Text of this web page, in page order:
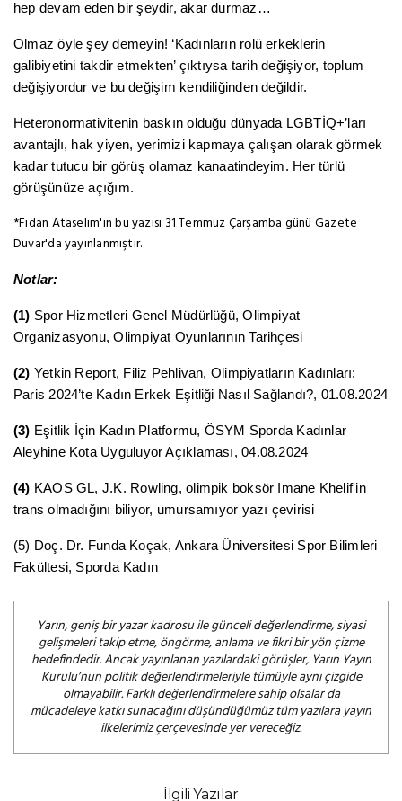
hep devam eden bir şeydir, akar durmaz…
Olmaz öyle şey demeyin! ‘Kadınların rolü erkeklerin
galibiyetini takdir etmekten’ çıktıysa tarih değişiyor, toplum
değişiyordur ve bu değişim kendiliğinden değildir.
Heteronormativitenin baskın olduğu dünyada LGBTİQ+’ları
avantajlı, hak yiyen, yerimizi kapmaya çalışan olarak görmek
kadar tutucu bir görüş olamaz kanaatindeyim. Her türlü
görüşünüze açığım.
*Fidan Ataselim'in bu yazısı 31 Temmuz Çarşamba günü Gazete
Duvar'da yayınlanmıştır.
Notlar:
(1) Spor Hizmetleri Genel Müdürlüğü, Olimpiyat
Organizasyonu, Olimpiyat Oyunlarının Tarihçesi
(2) Yetkin Report, Filiz Pehlivan, Olimpiyatların Kadınları:
Paris 2024’te Kadın Erkek Eşitliği Nasıl Sağlandı?, 01.08.2024
(3) Eşitlik İçin Kadın Platformu, ÖSYM Sporda Kadınlar
Aleyhine Kota Uyguluyor Açıklaması, 04.08.2024
(4) KAOS GL, J.K. Rowling, olimpik boksör Imane Khelif'in
trans olmadığını biliyor, umursamıyor yazı çevirisi
(5) Doç. Dr. Funda Koçak, Ankara Üniversitesi Spor Bilimleri
Fakültesi, Sporda Kadın
Yarın, geniş bir yazar kadrosu ile günceli değerlendirme, siyasi
gelişmeleri takip etme, öngörme, anlama ve fikri bir yön çizme
hedefindedir. Ancak yayınlanan yazılardaki görüşler, Yarın Yayın
Kurulu’nun politik değerlendirmeleriyle tümüyle aynı çizgide
olmayabilir. Farklı değerlendirmelere sahip olsalar da
mücadeleye katkı sunacağını düşündüğümüz tüm yazılara yayın
ilkelerimiz çerçevesinde yer vereceğiz.
İlgili Yazılar